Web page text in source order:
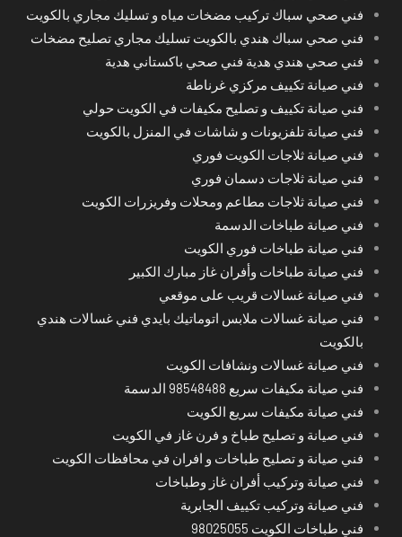
فني صحي سباك تركيب مضخات مياه و تسليك مجاري بالكويت
فني صحي سباك هندي بالكويت تسليك مجاري تصليح مضخات
فني صحي هندي هدية فني صحي باكستاني هدية
فني صيانة تكييف مركزي غرناطة
فني صيانة تكييف و تصليح مكيفات في الكويت حولي
فني صيانة تلفزيونات و شاشات في المنزل بالكويت
فني صيانة ثلاجات الكويت فوري
فني صيانة ثلاجات دسمان فوري
فني صيانة ثلاجات مطاعم ومحلات وفريزرات الكويت
فني صيانة طباخات الدسمة
فني صيانة طباخات فوري الكويت
فني صيانة طباخات وأفران غاز مبارك الكبير
فني صيانة غسالات قريب على موقعي
فني صيانة غسالات ملابس اتوماتيك بايدي فني غسالات هندي
بالكويت
فني صيانة غسالات ونشافات الكويت
فني صيانة مكيفات سريع 98548488 الدسمة
فني صيانة مكيفات سريع الكويت
فني صيانة و تصليح طباخ و فرن غاز في الكويت
فني صيانة و تصليح طباخات و افران في محافظات الكويت
فني صيانة وتركيب أفران غاز وطباخات
فني صيانة وتركيب تكييف الجابرية
فني طباخات الكويت 98025055